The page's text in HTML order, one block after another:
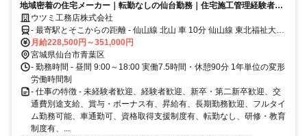
地域密着の住宅メーカー｜転勤なしの仙台勤務｜住宅施工管理経験者優
遇｜資格取得支援・手当充実
ウツミ工務店株式会社
- 最寄駅とそこからの距離 - 仙山線 北山 車 10分 仙山線 東北福祉大前
車 11分 仙山線 国見 車 12分
月給228,500円～351,000円
宮城県仙台市青葉区
- 勤務時間 - 昼間 9:00～18:00 実働7.5時間・休憩90分 1年単位の変形
労働時間制
- 仕事の特徴 - 未経験者歓迎、経験者歓迎、新卒・第二新卒歓迎、交
通費別途支給、賞与・ボーナス有、昇給有、長期勤務歓迎、フルタイ
ム勤務可能、車通勤可、資格取得支援制度有、転勤なし、研修・教育
制度有、...